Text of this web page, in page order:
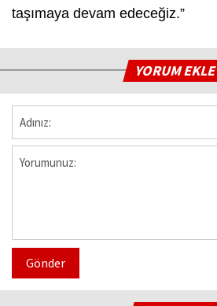
taşımaya devam edeceğiz.”
YORUM EKLE
Gönder